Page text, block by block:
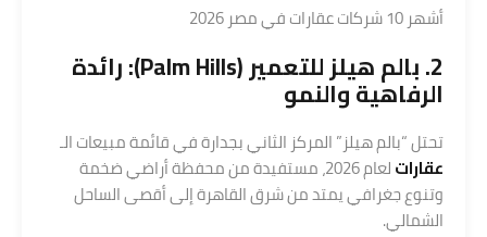
أشهر 10 شركات عقارات في مصر 2026
2. بالم هيلز للتعمير (Palm Hills): رائدة
الرفاهية والنمو
تحتل “بالم هيلز” المركز الثاني بجدارة في قائمة مبيعات الـ
عقارات
لعام 2026، مستفيدة من محفظة أراضي ضخمة
وتنوع جغرافي يمتد من شرق القاهرة إلى أقصى الساحل
الشمالي.